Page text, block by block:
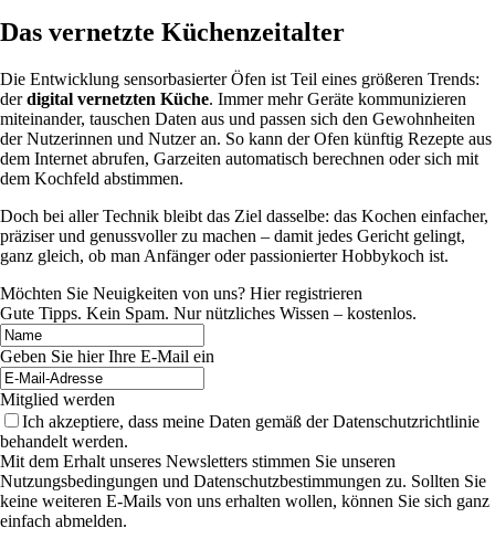
Das vernetzte Küchenzeitalter
Die Entwicklung sensorbasierter Öfen ist Teil eines größeren Trends:
derdigital vernetzten Küche. Immer mehr Geräte kommunizieren
miteinander, tauschen Daten aus und passen sich den Gewohnheiten
der Nutzerinnen und Nutzer an. So kann der Ofen künftig Rezepte aus
dem Internet abrufen, Garzeiten automatisch berechnen oder sich mit
dem Kochfeld abstimmen.
Doch bei aller Technik bleibt das Ziel dasselbe: das Kochen einfacher,
präziser und genussvoller zu machen – damit jedes Gericht gelingt,
ganz gleich, ob man Anfänger oder passionierter Hobbykoch ist.
Möchten Sie Neuigkeiten von uns? Hier registrieren
Gute Tipps. Kein Spam. Nur nützliches Wissen – kostenlos.
Geben Sie hier Ihre E-Mail ein
Mitglied werden
Ich akzeptiere, dass meine Daten gemäß der Datenschutzrichtlinie
behandelt werden.
Mit dem Erhalt unseres Newsletters stimmen Sie unseren
Nutzungsbedingungen und Datenschutzbestimmungen zu. Sollten Sie
keine weiteren E-Mails von uns erhalten wollen, können Sie sich ganz
einfach abmelden.